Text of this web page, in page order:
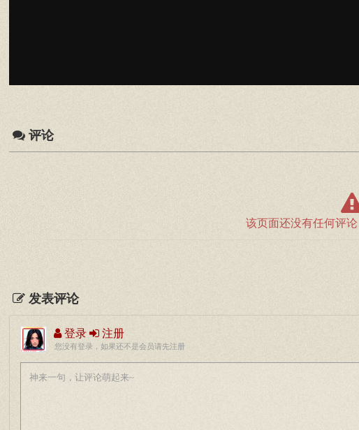
评论
该页面还没有任何评
发表评论
登录 注册
您没有登录，如果还不是会员请先注册